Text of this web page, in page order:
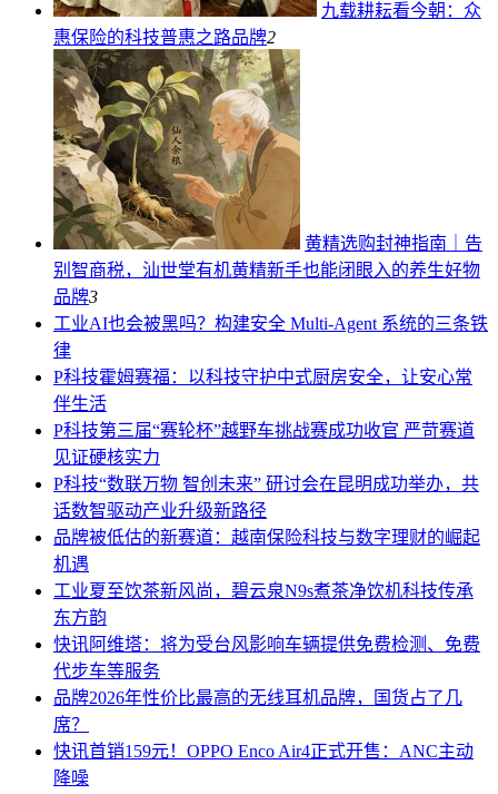
九载耕耘看今朝：众
惠保险的科技普惠之路品牌2
黄精选购封神指南｜告
别智商税，汕世堂有机黄精新手也能闭眼入的养生好物
品牌3
工业AI也会被黑吗？构建安全 Multi-Agent 系统的三条铁
律
P科技霍姆赛福：以科技守护中式厨房安全，让安心常
伴生活
P科技第三届“赛轮杯”越野车挑战赛成功收官 严苛赛道
见证硬核实力
P科技“数联万物 智创未来” 研讨会在昆明成功举办，共
话数智驱动产业升级新路径
品牌被低估的新赛道：越南保险科技与数字理财的崛起
机遇
工业夏至饮茶新风尚，碧云泉N9s煮茶净饮机科技传承
东方韵
快讯阿维塔：将为受台风影响车辆提供免费检测、免费
代步车等服务
品牌2026年性价比最高的无线耳机品牌，国货占了几
席？
快讯首销159元！OPPO Enco Air4正式开售：ANC主动
降噪